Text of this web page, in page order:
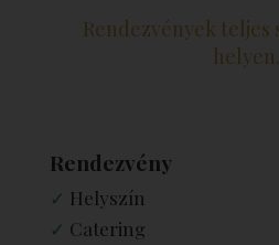
Rendezvények
helyen.
Rendezvény
✓ Helyszín
✓ Catering